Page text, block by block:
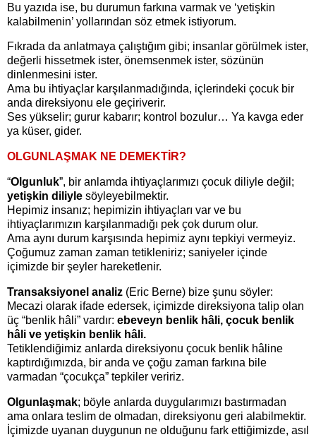
Bu yazıda ise, bu durumun farkına varmak ve ‘yetişkin
kalabilmenin’ yollarından söz etmek istiyorum.
Fıkrada da anlatmaya çalıştığım gibi; insanlar görülmek ister,
değerli hissetmek ister, önemsenmek ister, sözünün
dinlenmesini ister.
Ama bu ihtiyaçlar karşılanmadığında, içlerindeki çocuk bir
anda direksiyonu ele geçiriverir.
Ses yükselir; gurur kabarır; kontrol bozulur… Ya kavga eder
ya küser, gider.
OLGUNLAŞMAK NE DEMEKTİR?
“Olgunluk”, bir anlamda ihtiyaçlarımızı çocuk diliyle değil;
yetişkin diliyle söyleyebilmektir.
Hepimiz insanız; hepimizin ihtiyaçları var ve bu
ihtiyaçlarımızın karşılanmadığı pek çok durum olur.
Ama aynı durum karşısında hepimiz aynı tepkiyi vermeyiz.
Çoğumuz zaman zaman tetikleniriz; saniyeler içinde
içimizde bir şeyler hareketlenir.
Transaksiyonel analiz (Eric Berne) bize şunu söyler:
Mecazi olarak ifade edersek, içimizde direksiyona talip olan
üç “benlik hâli” vardır: ebeveyn benlik hâli, çocuk benlik
hâli ve yetişkin benlik hâli.
Tetiklendiğimiz anlarda direksiyonu çocuk benlik hâline
kaptırdığımızda, bir anda ve çoğu zaman farkına bile
varmadan “çocukça” tepkiler veririz.
Olgunlaşmak; böyle anlarda duygularımızı bastırmadan
ama onlara teslim de olmadan, direksiyonu geri alabilmektir.
İçimizde uyanan duygunun ne olduğunu fark ettiğimizde, asıl